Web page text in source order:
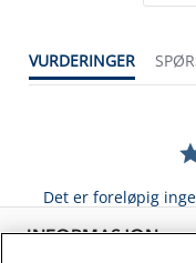
VURDERINGER
Det er foreløpig
INFORMASJON
Kundeklubb
Bedrift, barnehage
Presse
1% til samfunnet
Samarbeide med
Gravidklær
Vask og vedlikehold
EL-retur
Store størrelser
Få turinspirasjon
Overnatte